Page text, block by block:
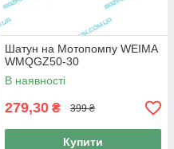
Шатун на Мотопомпу WEIMA
WMQGZ50-30
В наявності
279,30 ₴ 399 ₴
Купити